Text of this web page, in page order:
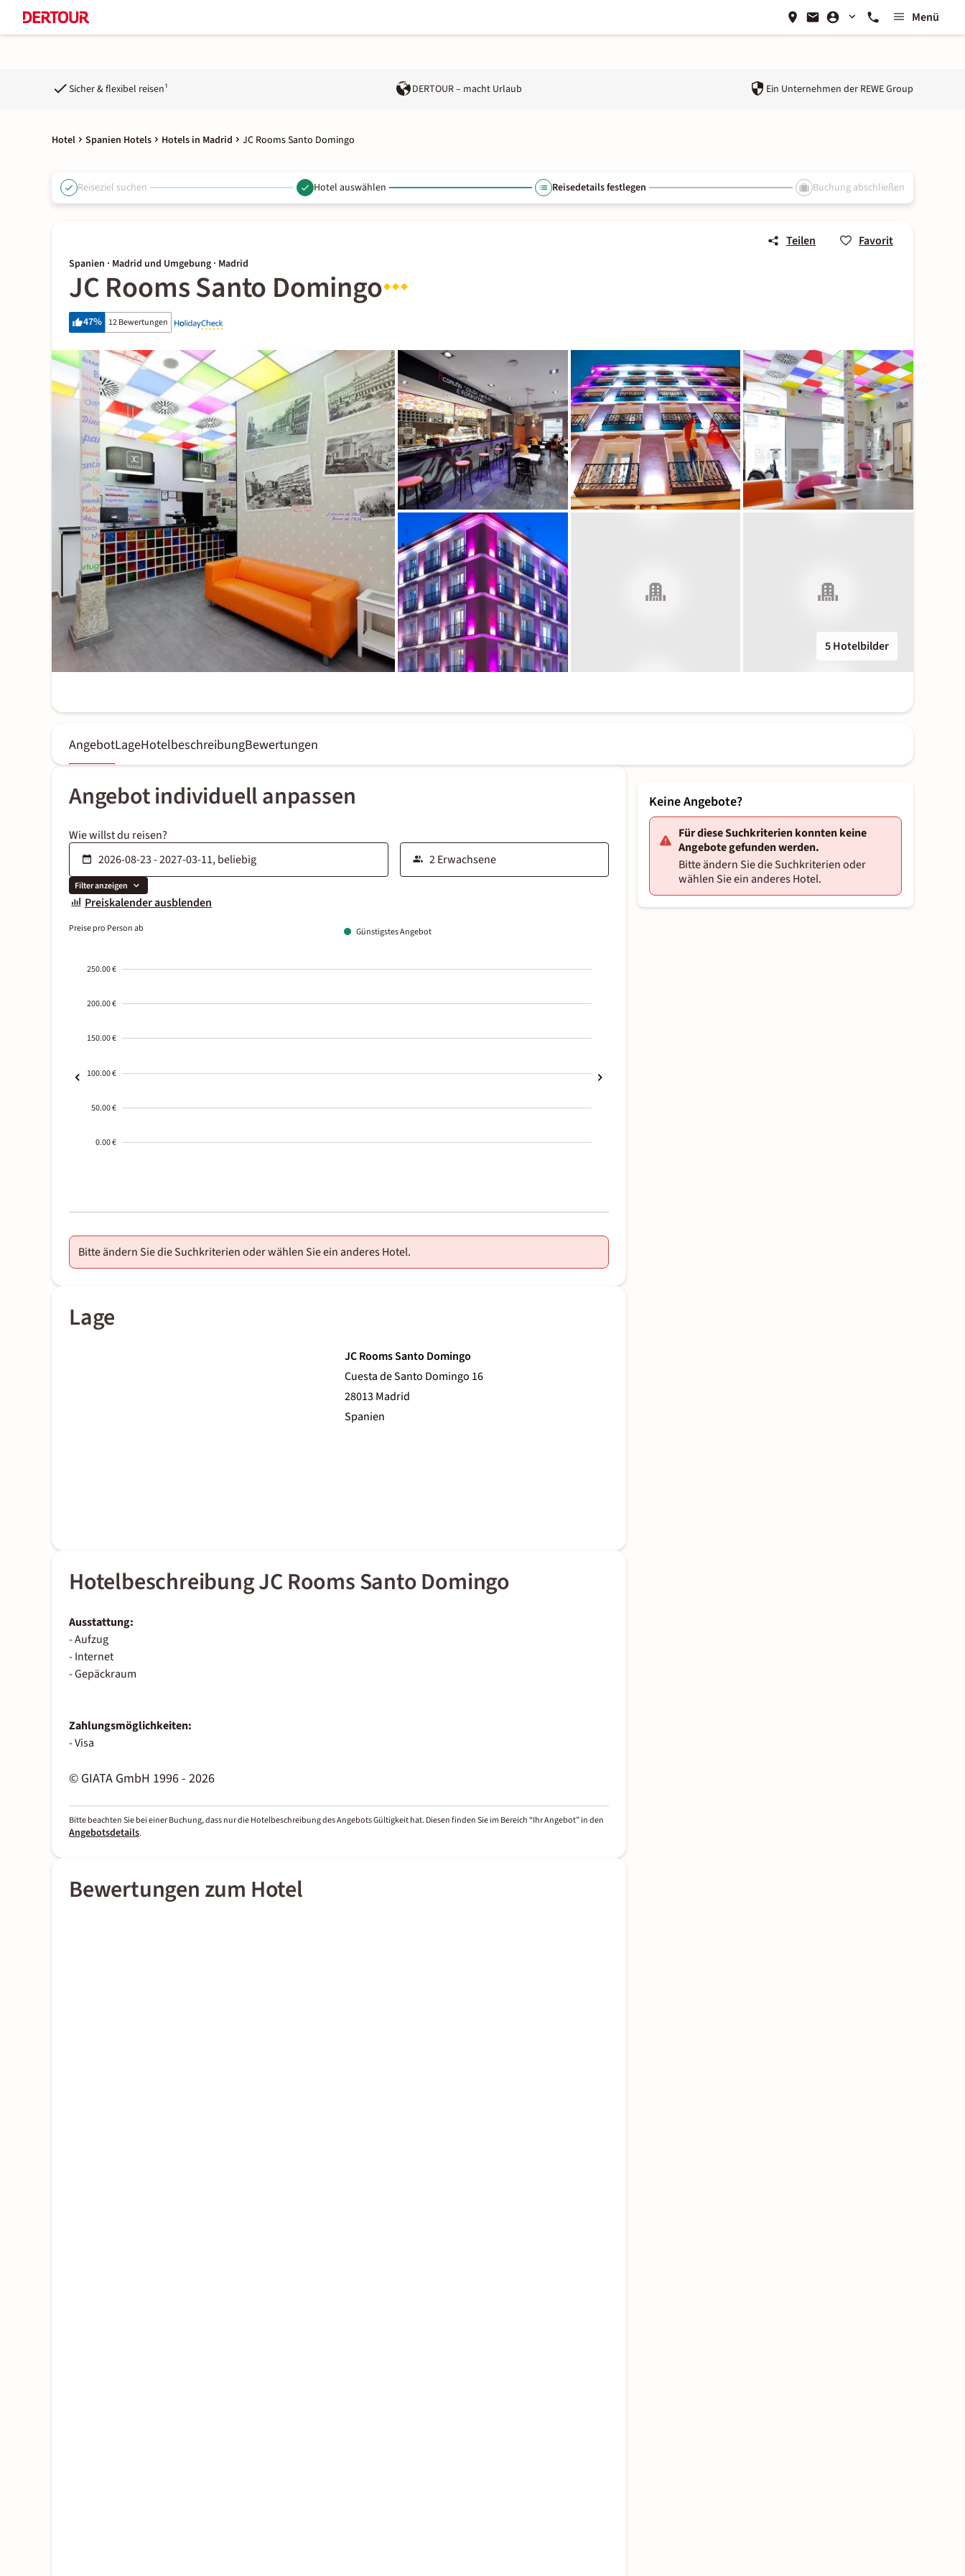
Menü
Sicher & flexibel reisen¹ DERTOUR – macht Urlaub Ein Unternehmen der REWE Group
Hotel Spanien Hotels Hotels in Madrid JC Rooms Santo Domingo
Reiseziel suchen Hotel auswählen Reisedetails festlegen Buchung abschließen
Teilen Favorit
Spanien · Madrid und Umgebung · Madrid
JC Rooms Santo Domingo
47% 12 Bewertungen
5 Hotelbilder
AngebotLageHotelbeschreibungBewertungen
Angebot individuell anpassen
Wie willst du reisen?
Filter anzeigen
Preiskalender ausblenden
Preise pro Person ab Günstigstes Angebot
250.00 €
200.00 €
150.00 €
100.00 €
50.00 €
0.00 €
01-02
Bitte ändern Sie die Suchkriterien oder wählen Sie ein anderes Hotel.
Lage
JC Rooms Santo Domingo
Cuesta de Santo Domingo 16
28013 Madrid
Spanien
Hotelbeschreibung JC Rooms Santo Domingo
Ausstattung:
- Aufzug
- Internet
- Gepäckraum
Zahlungsmöglichkeiten:
- Visa
© GIATA GmbH 1996 - 2026
Bitte beachten Sie bei einer Buchung, dass nur die Hotelbeschreibung des Angebots Gültigkeit hat. Diesen finden Sie im Bereich “Ihr Angebot” in den
Angebotsdetails.
Bewertungen zum Hotel
Keine Angebote?
Für diese Suchkriterien konnten keine
Angebote gefunden werden.
Bitte ändern Sie die Suchkriterien oder
wählen Sie ein anderes Hotel.